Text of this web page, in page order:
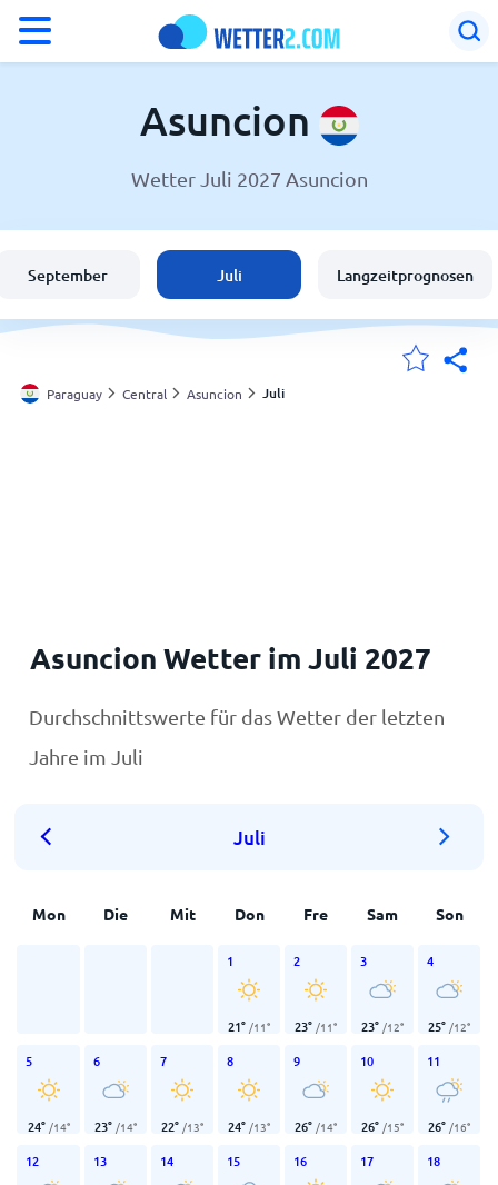
Wetter in Asuncion
Schweiz
Deutschland
Asuncion
Wetter Juli 2027 Asuncion
September Juli Langzeitprognosen
Paraguay Central Asuncion Juli
Asuncion Wetter im Juli 2027
Durchschnittswerte für das Wetter der letzten
Jahre im Juli
Juli
Mon Die Mit Don Fre Sam Son
1
21° /11°
2
23° /11°
3
23° /12°
4
25° /12°
5
24° /14°
6
23° /14°
7
22° /13°
8
24° /13°
9
26° /14°
10
26° /15°
11
26° /16°
12 13 14 15 16 17 18